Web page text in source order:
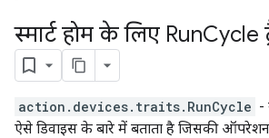
स्मार्ट होम के लिए RunCycle
action.devices.traits.RunCycle -
ऐसे डिवाइस के बारे में बताता है जिसकी